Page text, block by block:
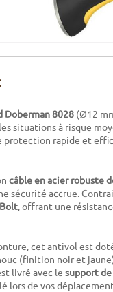
Doberman 8028 (Ø12
situations à risque
rapide et
câble en acier robuste
sécurité accrue.
, offrant une
cet antivol est
(finition noir et
livré avec le support
lors de vos